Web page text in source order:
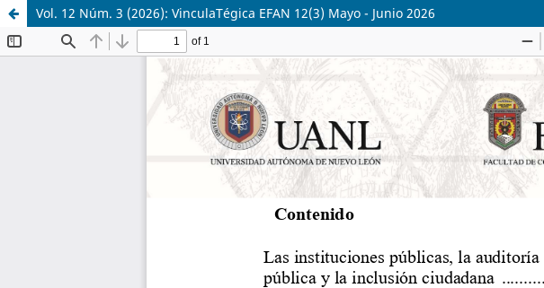
Vol. 12 Núm. 3 (2026): VinculaTégica EFAN 12(3) Mayo - Junio 2026